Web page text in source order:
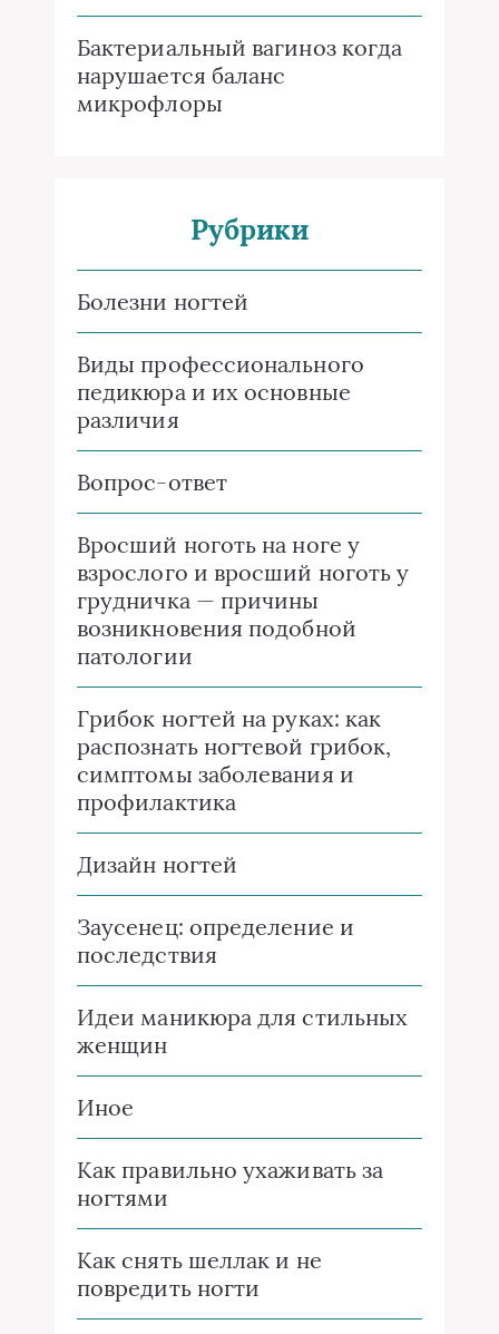
Бактериальный вагиноз когда
нарушается баланс
микрофлоры
Рубрики
Болезни ногтей
Виды профессионального
педикюра и их основные
различия
Вопрос-ответ
Вросший ноготь на ноге у
взрослого и вросший ноготь у
грудничка — причины
возникновения подобной
патологии
Грибок ногтей на руках: как
распознать ногтевой грибок,
симптомы заболевания и
профилактика
Дизайн ногтей
Заусенец: определение и
последствия
Идеи маникюра для стильных
женщин
Иное
Как правильно ухаживать за
ногтями
Как снять шеллак и не
повредить ногти